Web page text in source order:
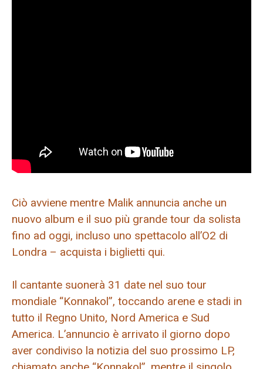
Ciò avviene mentre Malik annuncia anche un
nuovo album e il suo più grande tour da solista
fino ad oggi, incluso uno spettacolo all’O2 di
Londra – acquista i biglietti qui.
Il cantante suonerà 31 date nel suo tour
mondiale “Konnakol”, toccando arene e stadi in
tutto il Regno Unito, Nord America e Sud
America. L’annuncio è arrivato il giorno dopo
aver condiviso la notizia del suo prossimo LP,